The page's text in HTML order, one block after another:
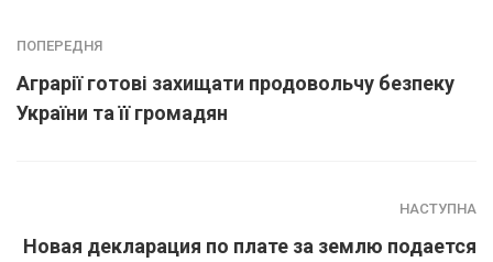
ПОПЕРЕДНЯ
Аграрії готові захищати продовольчу безпеку
України та її громадян
НАСТУПНА
Новая декларация по плате за землю подается